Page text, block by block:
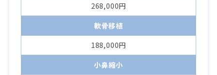
268,000円
軟骨移植
188,000円
小鼻縮小